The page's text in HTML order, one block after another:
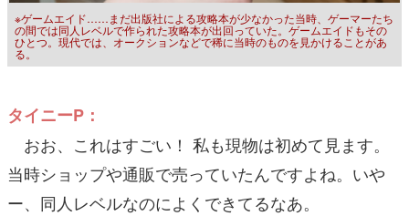
※ゲームエイド……まだ出版社による攻略本が少なかった当時、ゲーマーたち
の間では同人レベルで作られた攻略本が出回っていた。ゲームエイドもその
ひとつ。現代では、オークションなどで稀に当時のものを見かけることがあ
る。
タイニーP：
おお、これはすごい！ 私も現物は初めて見ます。
当時ショップや通販で売っていたんですよね。いや
ー、同人レベルなのによくできてるなあ。